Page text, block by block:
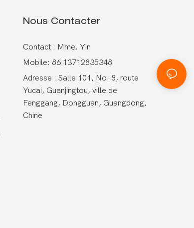
Nous Contacter
Contact : Mme. Yin
Mobile: 86 13712835348
Adresse : Salle 101, No. 8, route
Yucai, Guanjingtou, ville de
Fenggang, Dongguan, Guangdong,
Chine